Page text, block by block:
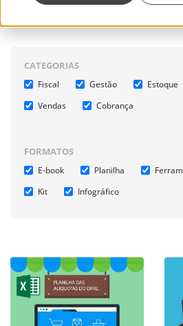
CATEGORIAS
Fiscal Gestão Estoque
Vendas
Cobrança
FORMATOS
E-book Planilha
Kit
Infográfico